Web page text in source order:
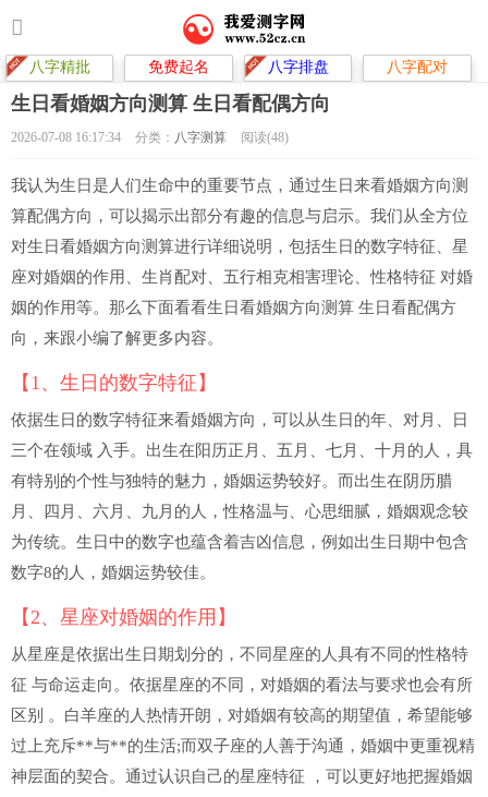
八字精批 免费起名 八字排盘 八字配对
生日看婚姻方向测算 生日看配偶方向
2026-07-08 16:17:34 分类： 八字测算 阅读(48)
我认为生日是人们生命中的重要节点，通过生日来看婚姻方向测
算配偶方向，可以揭示出部分有趣的信息与启示。我们从全方位
对生日看婚姻方向测算进行详细说明，包括生日的数字特征、星
座对婚姻的作用、生肖配对、五行相克相害理论、性格特征 对婚
姻的作用等。那么下面看看生日看婚姻方向测算 生日看配偶方
向，来跟小编了解更多内容。
【1、生日的数字特征】
依据生日的数字特征来看婚姻方向，可以从生日的年、对月、日
三个在领域 入手。出生在阳历正月、五月、七月、十月的人，具
有特别的个性与独特的魅力，婚姻运势较好。而出生在阴历腊
月、四月、六月、九月的人，性格温与、心思细腻，婚姻观念较
为传统。生日中的数字也蕴含着吉凶信息，例如出生日期中包含
数字8的人，婚姻运势较佳。
【2、星座对婚姻的作用】
从星座是依据出生日期划分的，不同星座的人具有不同的性格特
征 与命运走向。依据星座的不同，对婚姻的看法与要求也会有所
区别 。白羊座的人热情开朗，对婚姻有较高的期望值，希望能够
过上充斥**与**的生活;而双子座的人善于沟通，婚姻中更重视精
神层面的契合。通过认识自己的星座特征 ，可以更好地把握婚姻